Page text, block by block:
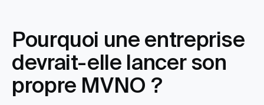
Pourquoi une entreprise
devrait-elle lancer son
propre MVNO ?